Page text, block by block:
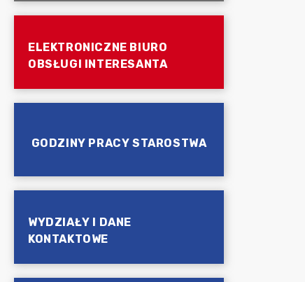
ELEKTRONICZNE BIURO
OBSŁUGI INTERESANTA
GODZINY PRACY STAROSTWA
WYDZIAŁY I DANE
KONTAKTOWE